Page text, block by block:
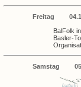
Freitag
BalFolk
Basler-
Samstag